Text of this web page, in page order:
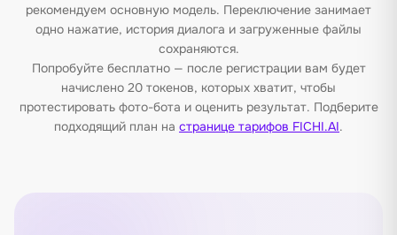
рекомендуем основную модель. Переключение занимает
одно нажатие, история диалога и загруженные файлы
сохраняются.
Попробуйте бесплатно — после регистрации вам будет
начислено 20 токенов, которых хватит, чтобы
протестировать фото-бота и оценить результат. Подберите
подходящий план на странице тарифов FICHI.AI.